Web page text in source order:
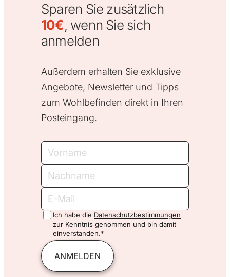
Sparen Sie zusätzlich
10€, wenn Sie sich
anmelden
Außerdem erhalten Sie exklusive
Angebote, Newsletter und Tipps
zum Wohlbefinden direkt in Ihren
Posteingang.
Vorname
Nachname
E-
Mail
Ich habe die Datenschutzbestimmungen
zur Kenntnis genommen und bin damit
einverstanden.*
ANMELDEN